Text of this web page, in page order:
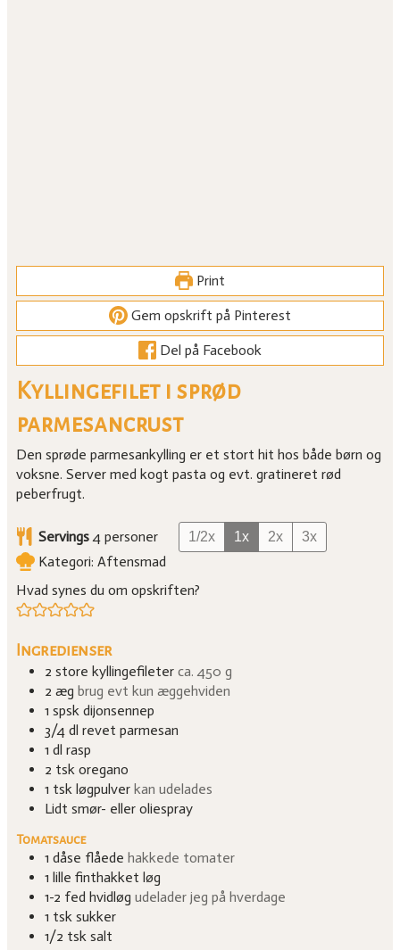
Print
Gem opskrift på Pinterest
Del på Facebook
Kyllingefilet i sprød
parmesancrust
Den sprøde parmesankylling er et stort hit hos både børn og
voksne. Server med kogt pasta og evt. gratineret rød
peberfrugt.
Servings4 personer 1/2x 1x 2x 3x
Kategori: Aftensmad
Hvad synes du om opskriften?
Ingredienser
2 store kyllingefileter ca. 450 g
2 æg brug evt kun æggehviden
1 spsk dijonsennep
3/4 dl revet parmesan
1 dl rasp
2 tsk oregano
1 tsk løgpulver kan udelades
Lidt smør- eller oliespray
Tomatsauce
1 dåse flåede hakkede tomater
1 lille finthakket løg
1-2 fed hvidløg udelader jeg på hverdage
1 tsk sukker
1/2 tsk salt